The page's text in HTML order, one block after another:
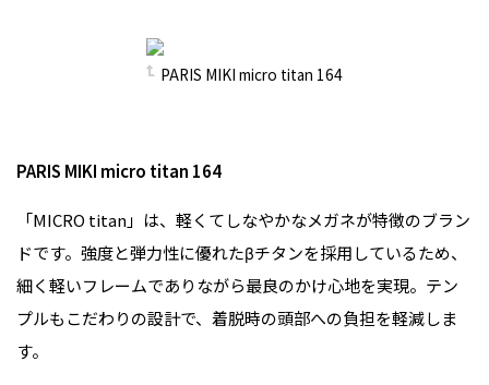
PARIS MIKI micro titan 164
PARIS MIKI micro titan 164
「MICRO titan」は、軽くてしなやかなメガネが特徴のブラン
ドです。強度と弾力性に優れたβチタンを採用しているため、
細く軽いフレームでありながら最良のかけ心地を実現。テン
プルもこだわりの設計で、着脱時の頭部への負担を軽減しま
す。